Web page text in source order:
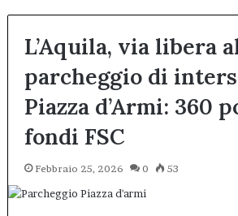
L’Aquila, via libera
parcheggio di
Piazza d’Armi: 360
fondi FSC
Febbraio 25, 2026 0 53